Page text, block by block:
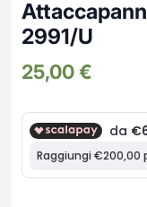
Frullatori
Grattugie elettriche
Pulizia Casa
Sbattitori
Spremiagrumi e
Stiro
Lampade da parete
Lampade da tavolo
Lampade da terra
SOGGIORNO
Complementi
Divani e Poltrone
TAVOLI USATI
2991/U
25,00€